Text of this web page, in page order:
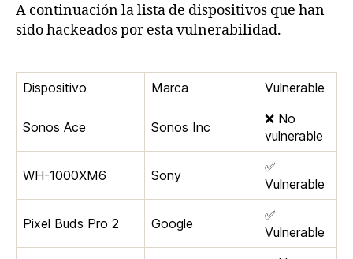
A continuación la lista de dispositivos que han
sido hackeados por esta vulnerabilidad.
Dispositivo Marca Vulnerable
Sonos Ace Sonos Inc
❌ No
vulnerable
WH-1000XM6 Sony
✅
Vulnerable
Pixel Buds Pro 2 Google
✅
Vulnerable